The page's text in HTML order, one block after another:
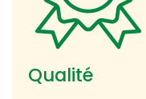
Qualité